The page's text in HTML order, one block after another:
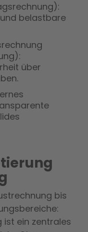
belastbare
über
bis
ist ein zentrales